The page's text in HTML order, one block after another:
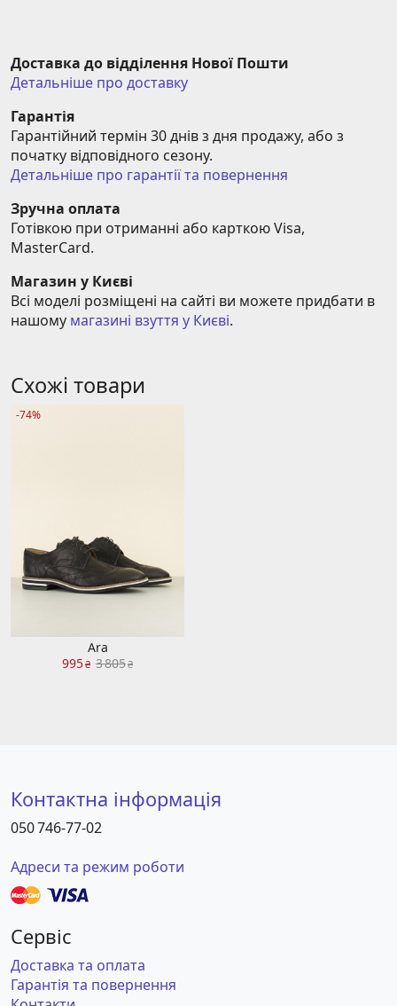
Доставка до відділення Нової Пошти
Детальніше про доставку
Гарантія
Гарантійний термін 30 днів з дня продажу, або з
початку відповідного сезону.
Детальніше про гарантії та повернення
Зручна оплата
Готівкою при отриманні або карткою Visa,
MasterCard.
Магазин у Києві
Всі моделі розміщені на сайті ви можете придбати в
нашому магазині взуття у Києві.
Схожі товари
-74%
Ara
995₴ 3 805₴
Контактна інформація
050 746-77-02
Адреси та режим роботи
Сервіс
Доставка та оплата
Гарантія та повернення